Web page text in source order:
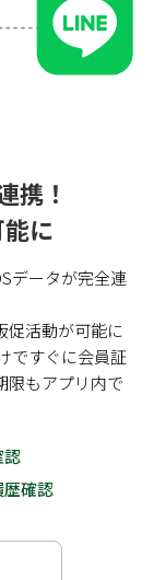
携！
に
データが完全連
促活動が可能に
ですぐに会員証
限もアプリ内で
認
確認